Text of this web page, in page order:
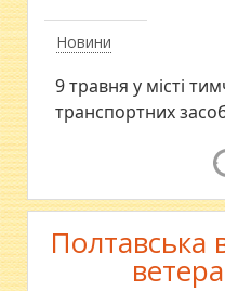
Новини
9 травня у місті
транспортних
Полтавська